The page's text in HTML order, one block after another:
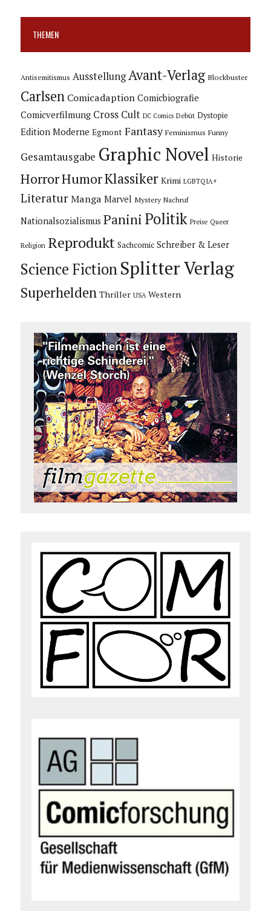
THEMEN
Antisemitismus Ausstellung Avant-Verlag Blockbuster
Carlsen Comicadaption Comicbiografie
Comicverfilmung Cross Cult DC Comics Debüt Dystopie
Edition Moderne Egmont Fantasy Feminismus Funny
Gesamtausgabe Graphic Novel Historie
HorrorHumorKlassiker Krimi LGBTQIA+
Literatur Manga Marvel Mystery Nachruf
Nationalsozialismus Panini Politik Preise Queer
Religion Reprodukt Sachcomic Schreiber & Leser
Science Fiction Splitter Verlag
Superhelden Thriller USA Western